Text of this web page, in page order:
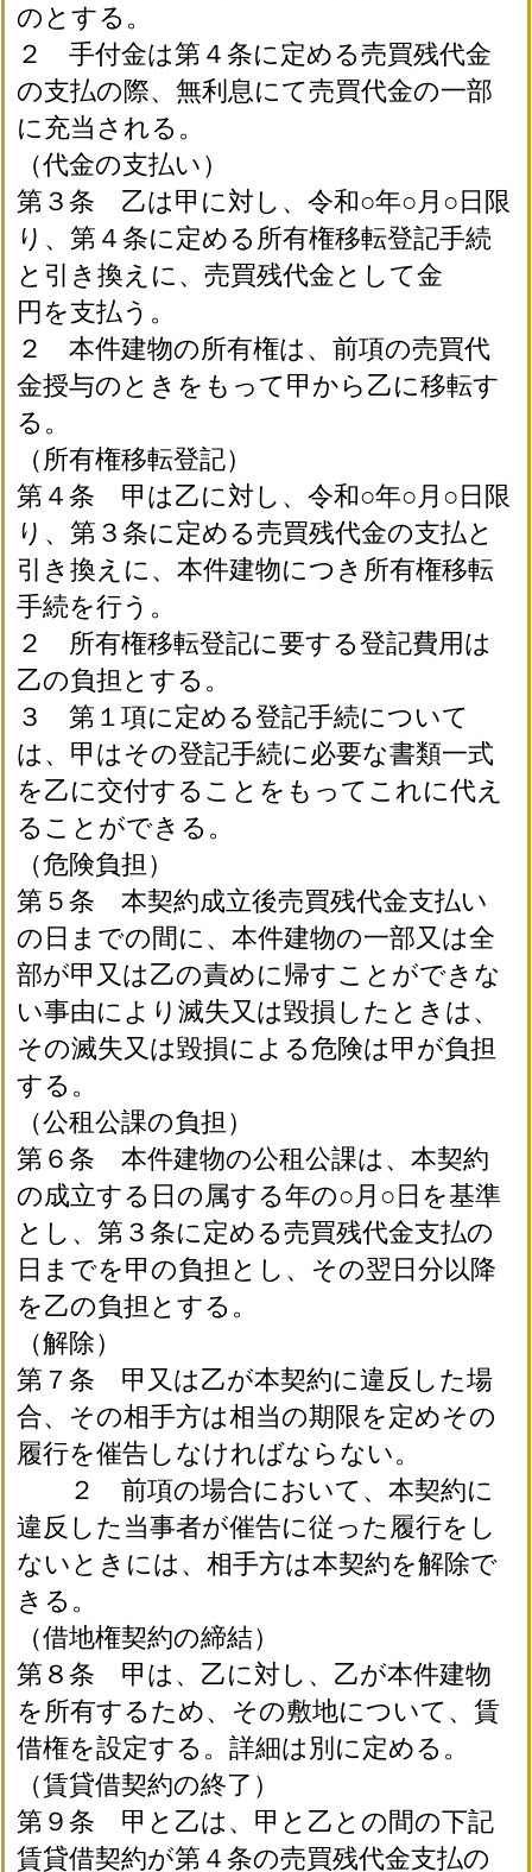
のとする。
２ 手付金は第４条に定める売買残代金
の支払の際、無利息にて売買代金の一部
に充当される。
（代金の支払い）
第３条 乙は甲に対し、令和○年○月○日限
り、第４条に定める所有権移転登記手続
と引き換えに、売買残代金として金
円を支払う。
２ 本件建物の所有権は、前項の売買代
金授与のときをもって甲から乙に移転す
る。
（所有権移転登記）
第４条 甲は乙に対し、令和○年○月○日限
り、第３条に定める売買残代金の支払と
引き換えに、本件建物につき所有権移転
手続を行う。
２ 所有権移転登記に要する登記費用は
乙の負担とする。
３ 第１項に定める登記手続について
は、甲はその登記手続に必要な書類一式
を乙に交付することをもってこれに代え
ることができる。
（危険負担）
第５条 本契約成立後売買残代金支払い
の日までの間に、本件建物の一部又は全
部が甲又は乙の責めに帰すことができな
い事由により滅失又は毀損したときは、
その滅失又は毀損による危険は甲が負担
する。
（公租公課の負担）
第６条 本件建物の公租公課は、本契約
の成立する日の属する年の○月○日を基準
とし、第３条に定める売買残代金支払の
日までを甲の負担とし、その翌日分以降
を乙の負担とする。
（解除）
第７条 甲又は乙が本契約に違反した場
合、その相手方は相当の期限を定めその
履行を催告しなければならない。
２ 前項の場合において、本契約に
違反した当事者が催告に従った履行をし
ないときには、相手方は本契約を解除で
きる。
（借地権契約の締結）
第８条 甲は、乙に対し、乙が本件建物
を所有するため、その敷地について、賃
借権を設定する。詳細は別に定める。
（賃貸借契約の終了）
第９条 甲と乙は、甲と乙との間の下記
賃貸借契約が第４条の売買残代金支払の